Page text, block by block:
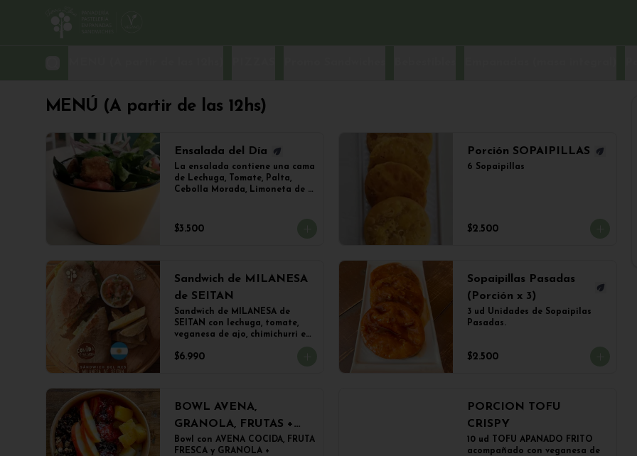
MENÚ (A partir de las 12hs)
Ensalada del Día
La ensalada contiene una cama
de Lechuga, Tomate, Palta,
Cebolla Morada, Limoneta de
Lentejas, Tofu Crispy o Falafel.
$3.500
Porción SOPAIPILLAS
6 Sopaipillas
$2.500
Sandwich de MILANESA
de SEITAN
Sandwich de MILANESA de
SEITAN con lechuga, tomate,
veganesa de ajo, chimichurri en
de papas fritas.
$6.990
Sopaipillas Pasadas
(Porción x 3)
3 ud Unidades de Sopaipilas
Pasadas.
$2.500
BOWL AVENA,
GRANOLA, FRUTAS +
PROTEINA
Bowl con AVENA COCIDA, FRUTA
FRESCA y GRANOLA +
PORCION TOFU
CRISPY
10 ud TOFU APANADO FRITO
acompañado con veganesa de